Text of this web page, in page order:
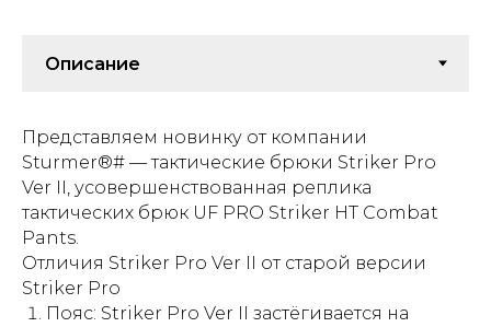
Представляем новинку от компании
Sturmer®# — тактические брюки Striker Pro
Ver II, усовершенствованная реплика
тактических брюк UF PRO Striker HT Combat
Pants.
Отличия Striker Pro Ver II от старой версии
Striker Pro
Пояс: Striker Pro Ver II застёгивается на